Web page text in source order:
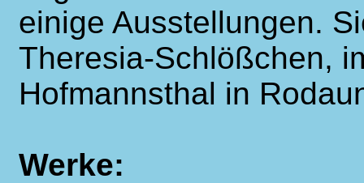
einige Ausstellungen.
Theresia-Schlößchen,
Hofmannsthal in
Werke: